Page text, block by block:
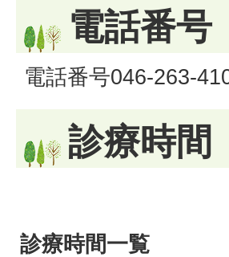
電話番号
電話番号046-263-
診療時間
診療時間一覧